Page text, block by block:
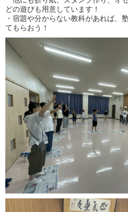
どの遊びも用意しています！
・宿題や分からない教科があれば、
てもらおう！